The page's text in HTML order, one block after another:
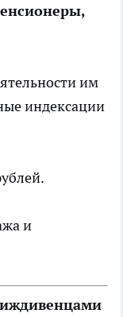
им
индексации
и